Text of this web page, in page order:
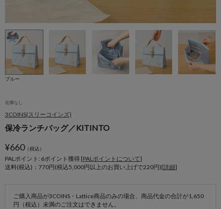
ブルー
在庫なし
3COINS(スリーコインズ)
保冷ランチバッグ／KITINTO
¥660（税込）
PALポイント: 6ポイント獲得 [PALポイントについて]
送料(税込)：770円(税込5,000円以上のお買い上げで220円)[詳細]
ご購入商品が3COINS・Lattice商品のみの場合、商品代金の合計が1,650
円（税込）未満のご注文はできません。